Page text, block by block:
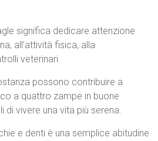
significa dedicare attenzione
all’attività fisica, alla
veterinari.
possono contribuire a
a quattro zampe in buone
di vivere una vita più serena.
e denti è una semplice abitudine